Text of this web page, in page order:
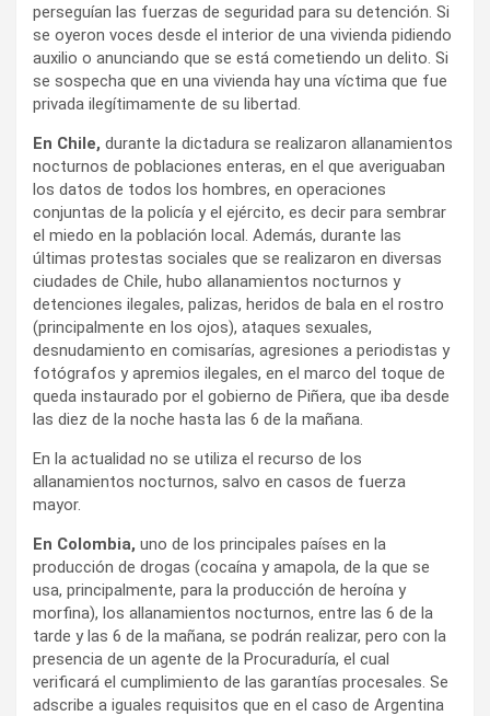
perseguían las fuerzas de seguridad para su detención. Si
se oyeron voces desde el interior de una vivienda pidiendo
auxilio o anunciando que se está cometiendo un delito. Si
se sospecha que en una vivienda hay una víctima que fue
privada ilegítimamente de su libertad.
En Chile, durante la dictadura se realizaron allanamientos
nocturnos de poblaciones enteras, en el que averiguaban
los datos de todos los hombres, en operaciones
conjuntas de la policía y el ejército, es decir para sembrar
el miedo en la población local. Además, durante las
últimas protestas sociales que se realizaron en diversas
ciudades de Chile, hubo allanamientos nocturnos y
detenciones ilegales, palizas, heridos de bala en el rostro
(principalmente en los ojos), ataques sexuales,
desnudamiento en comisarías, agresiones a periodistas y
fotógrafos y apremios ilegales, en el marco del toque de
queda instaurado por el gobierno de Piñera, que iba desde
las diez de la noche hasta las 6 de la mañana.
En la actualidad no se utiliza el recurso de los
allanamientos nocturnos, salvo en casos de fuerza
mayor.
En Colombia, uno de los principales países en la
producción de drogas (cocaína y amapola, de la que se
usa, principalmente, para la producción de heroína y
morfina), los allanamientos nocturnos, entre las 6 de la
tarde y las 6 de la mañana, se podrán realizar, pero con la
presencia de un agente de la Procuraduría, el cual
verificará el cumplimiento de las garantías procesales. Se
adscribe a iguales requisitos que en el caso de Argentina